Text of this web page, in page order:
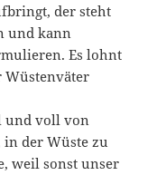
der steht
und kann
Es lohnt
Wüstenväter
und voll von
in der Wüste zu
weil sonst unser